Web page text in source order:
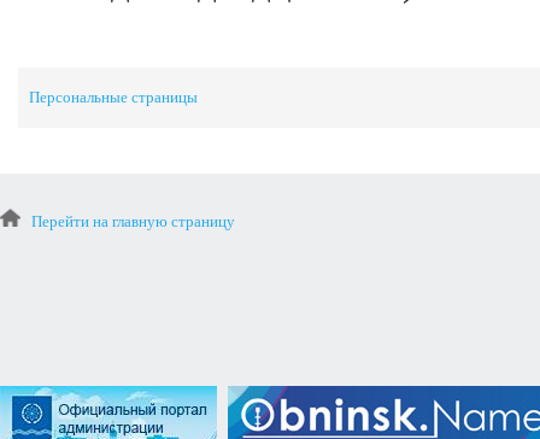
Персональные страницы
Перейти на главную страницу